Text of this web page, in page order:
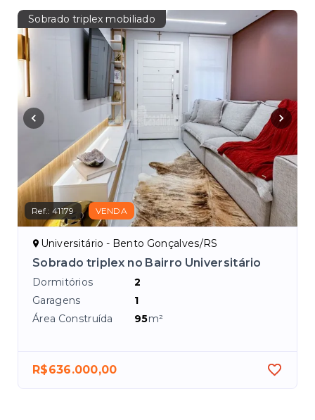
Sobrado triplex mobiliado
Ref.:41179 VENDA
Universitário - Bento Gonçalves/RS
Sobrado triplex no Bairro Universitário
Dormitórios
2
Garagens
1
Área Construída
95m²
R$636.000,00